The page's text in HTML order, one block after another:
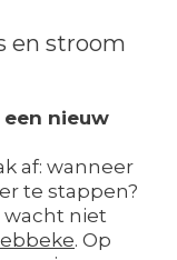
en stroom
nieuw
af: wanneer
te stappen?
wacht niet
. Op